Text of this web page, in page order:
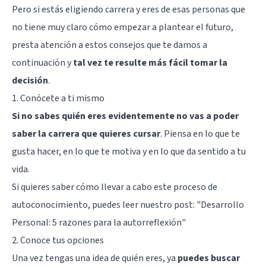
Pero si estás eligiendo carrera y eres de esas personas que
no tiene muy claro cómo empezar a plantear el futuro,
presta atención a estos consejos que te damos a
continuación ytal vez te resulte más fácil tomar la
decisión.
1. Conócete a ti mismo
Si no sabes quién eres evidentemente no vas a poder
saber la carrera que quieres cursar. Piensa en lo que te
gusta hacer, en lo que te motiva y en lo que da sentido a tu
vida.
Si quieres saber cómo llevar a cabo este proceso de
autoconocimiento, puedes leer nuestro post: "Desarrollo
Personal: 5 razones para la autorreflexión"
2. Conoce tus opciones
Una vez tengas una idea de quién eres, ya puedes buscar